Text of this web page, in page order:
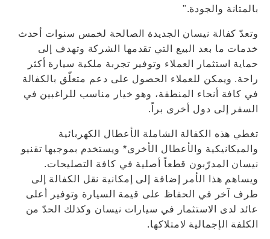
بالمتانة والجودة."
وتعدّ كفالة نيسان الجديدة الصالحة لخمس سنوات أحدث
خدمات ما بعد البيع التي تقدمها الشركة وتهدف إلى
حماية استثمار العملاء وتوفير تجربة ملكية سيارة أكثر
راحة. ويمكن للعملاء الحصول على دعم متعلّق بالكفالة
في كافة أنحاء المنطقة، وهو خيار مناسب للراغبين في
السفر إلى دول أخرى براً.
تغطي هذه الكفالة الشاملة الأعطال الكهربائية
والميكانيكية والأعطال الأخرى* ويستخدم بموجبها تقنيو
نيسان المدرّبون قطعاً أصلية في كافة التصليحات.
ويساهم هذا الأمر إضافة إلى إمكانية نقل الكفالة إلى
طرف آخر في الحفاظ على قيمة السيارة وتوفير أعلى
عائد لدى الاستثمار في سيارات نيسان وكذلك الحدّ من
الكلفة الإجمالية لامتلاكها.